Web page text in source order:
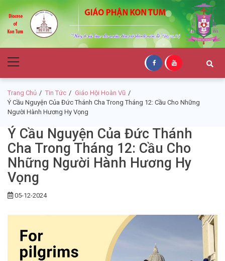
to
navigation
to
content
Giáo Phận Kon
Tum
Menu
Trang Chủ Tin Tức
Giáo Hội Hoàn Vũ
Ý Cầu Nguyện Của Đức Thánh Cha Trong Tháng 12: Cầu Cho Những
Người Hành Hương Hy Vọng
Ý Cầu Nguyện Của Đức Thánh
Cha Trong Tháng 12: Cầu Cho
Những Người Hành Hương Hy
Vọng
05-12-2024